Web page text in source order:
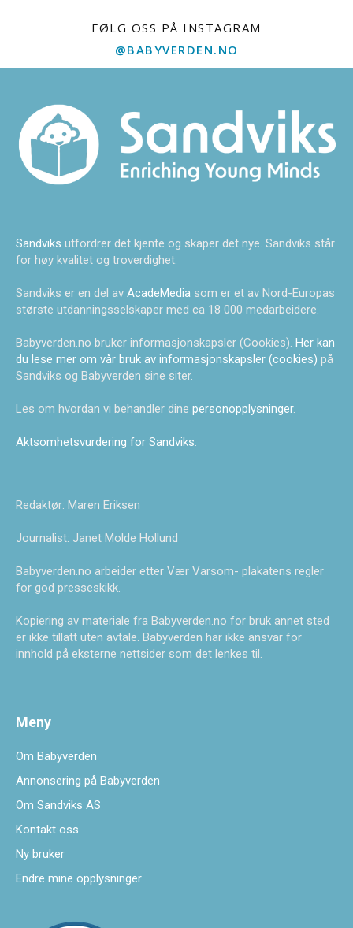
FØLG OSS PÅ INSTAGRAM
@BABYVERDEN.NO
Sandviks utfordrer det kjente og skaper det nye. Sandviks står
for høy kvalitet og troverdighet.
Sandviks er en del av AcadeMedia som er et av Nord-Europas
største utdanningsselskaper med ca 18 000 medarbeidere.
Babyverden.no bruker informasjonskapsler (Cookies). Her kan
du lese mer om vår bruk av informasjonskapsler (cookies) på
Sandviks og Babyverden sine siter.
Les om hvordan vi behandler dine personopplysninger.
Aktsomhetsvurdering for Sandviks.
Redaktør: Maren Eriksen
Journalist: Janet Molde Hollund
Babyverden.no arbeider etter Vær Varsom- plakatens regler
for god presseskikk.
Kopiering av materiale fra Babyverden.no for bruk annet sted
er ikke tillatt uten avtale. Babyverden har ikke ansvar for
innhold på eksterne nettsider som det lenkes til.
Meny
Om Babyverden
Annonsering på Babyverden
Om Sandviks AS
Kontakt oss
Ny bruker
Endre mine opplysninger